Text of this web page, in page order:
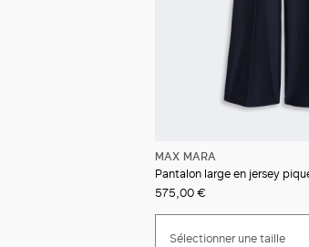
MAX MARA
Pantalon large en jersey
575,00 €
Sélectionner une taille